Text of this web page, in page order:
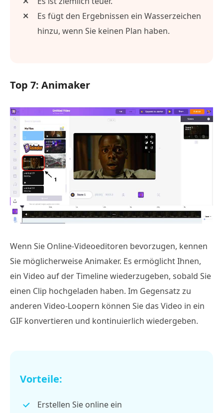
Es fügt den Ergebnissen ein Wasserzeichen
hinzu, wenn Sie keinen Plan haben.
Top 7: Animaker
Wenn Sie Online-Videoeditoren bevorzugen, kennen
Sie möglicherweise Animaker. Es ermöglicht Ihnen,
ein Video auf der Timeline wiederzugeben, sobald Sie
einen Clip hochgeladen haben. Im Gegensatz zu
anderen Video-Loopern können Sie das Video in ein
GIF konvertieren und kontinuierlich wiedergeben.
Vorteile:
Erstellen Sie online ein